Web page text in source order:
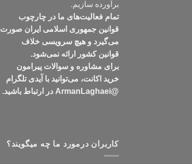
برآورده سازیم.
تمام فعالیت‌های ما در چارچوب
قوانین جمهوری اسلامی ایران صورت
می‌گیرد و هیچ سرویسی خلاف
قوانین کشور ارائه نمی‌شود.
برای مشاوره و سوالات پیرامون
خرید اکانت، می‌توانید با آیدی تلگرام
@ArmanLaghaei در ارتباط باشید.
کاربران درمورد ما چه میگویند؟